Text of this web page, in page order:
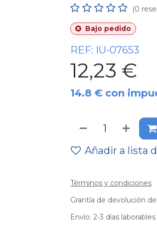
(0
Bajo pedido
REF: IU-07653
12,23 €
14.8 € con
Añadir a lista
Términos y condiciones
Grantía de devolución
Envío: 2-3 días laborables